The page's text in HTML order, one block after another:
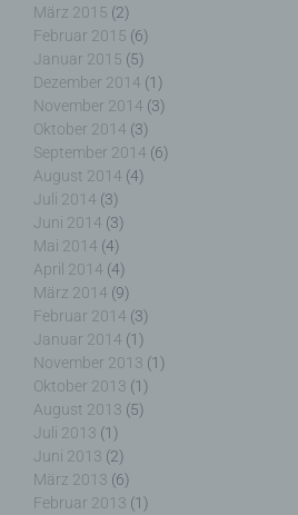
März 2015 (2)
Februar 2015 (6)
Januar 2015 (5)
Dezember 2014 (1)
November 2014 (3)
Oktober 2014 (3)
September 2014 (6)
August 2014 (4)
Juli 2014 (3)
Juni 2014 (3)
Mai 2014 (4)
April 2014 (4)
März 2014 (9)
Februar 2014 (3)
Januar 2014 (1)
November 2013 (1)
Oktober 2013 (1)
August 2013 (5)
Juli 2013 (1)
Juni 2013 (2)
März 2013 (6)
Februar 2013 (1)
Nutzern die Verwendung
erleichtern. Der Benutzer
Cookies verwendet, muss
jedem Besuch der
Zugangsdaten eingeben,
Internetseite und dem auf
des Benutzers abgelegten
wird. Ein weiteres Beispiel
Warenkorbes im Online-
merkt sich die Artikel, die
virtuellen Warenkorb gelegt
Die betroffene Person kann
Cookies durch unsere
mittels einer
genutzten Internetbrowsers
der Setzung von
widersprechen. Ferner
Cookies jederzeit über einen
andere Softwareprogramme
ist in allen gängigen
Deaktiviert die betroffene